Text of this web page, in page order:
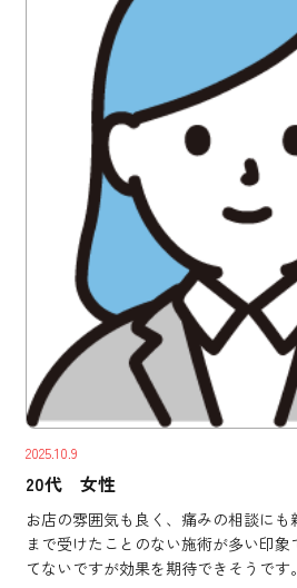
2025.10.9
20代 女性
お店の雰囲気も良く、痛みの相談に
まで受けたことのない施術が多い印
てないですが効果を期待できそうです。